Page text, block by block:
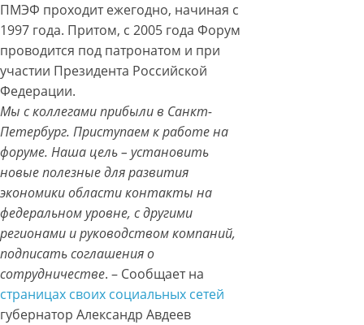
ПМЭФ проходит ежегодно, начиная с
1997 года. Притом, с 2005 года Форум
проводится под патронатом и при
участии Президента Российской
Федерации.
Мы с коллегами прибыли в Санкт-
Петербург. Приступаем к работе на
форуме. Наша цель – установить
новые полезные для развития
экономики области контакты на
федеральном уровне, с другими
регионами и руководством компаний,
подписать соглашения о
сотрудничестве. – Сообщает на
страницах своих социальных сетей
губернатор Александр Авдеев